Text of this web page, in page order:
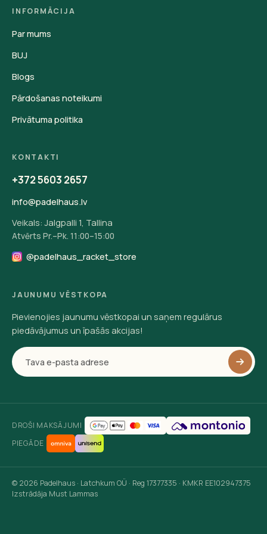
INFORMĀCIJA
Par mums
BUJ
Blogs
Pārdošanas noteikumi
Privātuma politika
KONTAKTI
+372 5603 2657
info@padelhaus.lv
Veikals: Jalgpalli 1, Tallina
Atvērts Pr.–Pk. 11:00–15:00
@padelhaus_racket_store
JAUNUMU VĒSTKOPA
Pievienojies jaunumu vēstkopai un saņem regulārus
piedāvājumus un īpašās akcijas!
DROŠI MAKSĀJUMI
PIEGĀDE
© 2026 Padelhaus · Latchkum OÜ · Reg 17377335 · KMKR EE102947375
Izstrādāja Must Lammas